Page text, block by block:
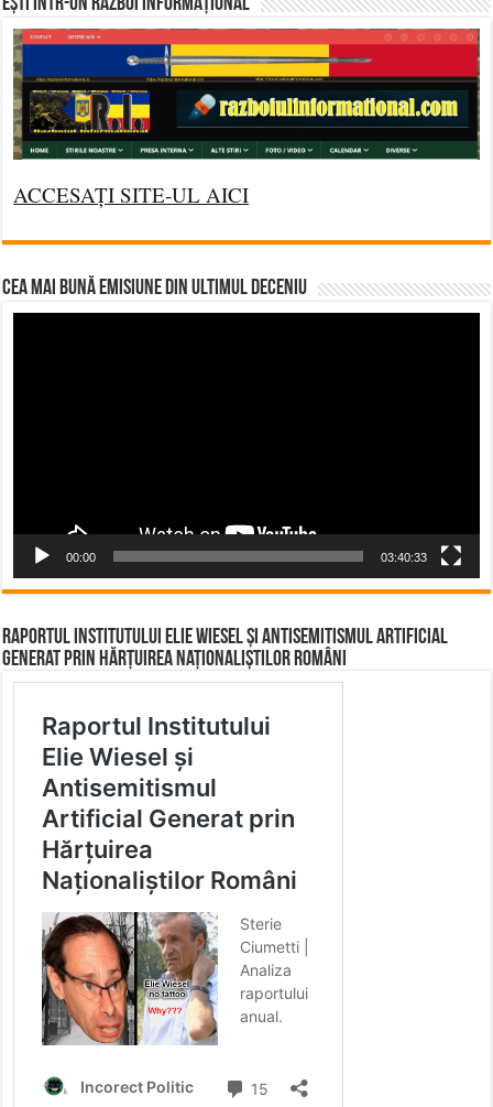
Ești într-un RĂZBOI INFORMAȚIONAL
ACCESAȚI SITE-UL AICI
CEA MAI BUNĂ EMISIUNE DIN ULTIMUL DECENIU
00:00 03:40:33
Raportul Institutului Elie Wiesel și Antisemitismul Artificial
Generat prin Hărțuirea Naționaliștilor Români